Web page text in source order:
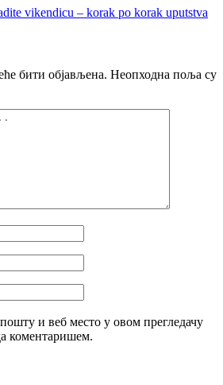
vikendicu – korak po korak uputstva
бити објављена. Неопходна поља су
и веб место у овом прегледачу
коментаришем.